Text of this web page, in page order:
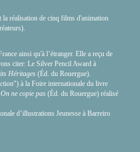
la réalisation de cinq films d'animation
ainsi qu'à l’étranger. Elle a reçu de
citer: Le Silver Pencil Award à
Héritages (Éd. du Rouergue).
à la Foire internationale du livre
On ne copie pas (Éd. du Rouergue) réalisé
d’illustrations Jeunesse à Barreiro